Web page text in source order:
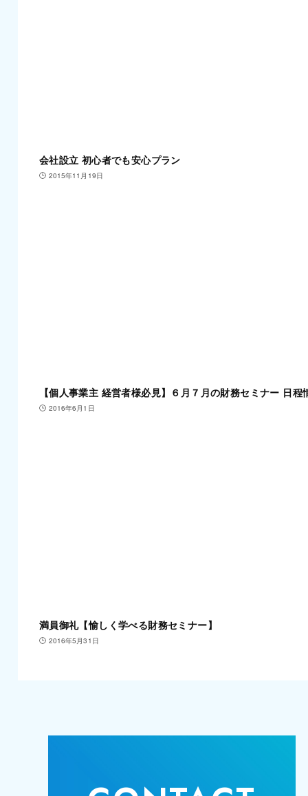
会社設立 初心者でも安心プラン
2015年11月19日
【個人事業主 経営者様必見】６月７月の財務セミナー 日程
2016年6月1日
満員御礼【愉しく学べる財務セミナー】
2016年5月31日